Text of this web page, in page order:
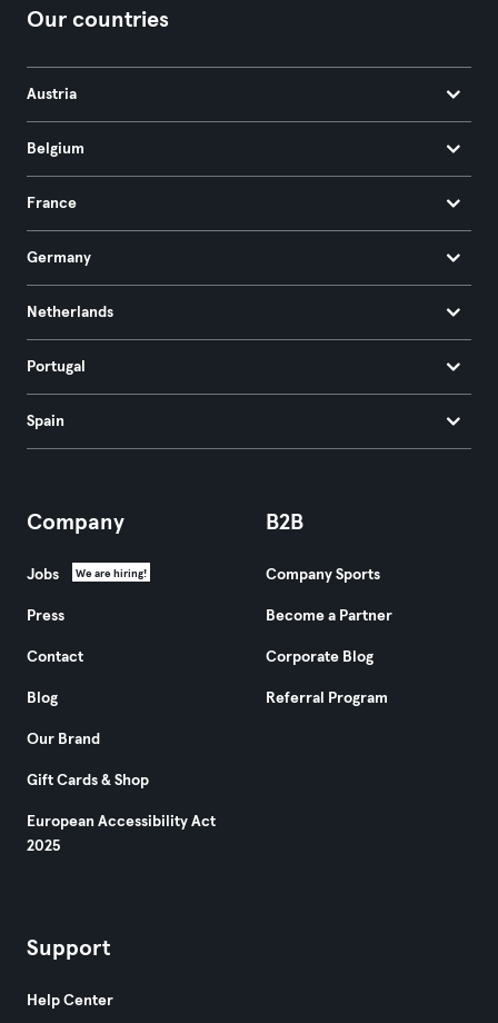
Our countries
Austria
Belgium
France
Germany
Netherlands
Portugal
Spain
Company
Jobs We are hiring!
Press
Contact
Blog
Our Brand
Gift Cards & Shop
European Accessibility Act
2025
B2B
Company Sports
Become a Partner
Corporate Blog
Referral Program
Support
Help Center